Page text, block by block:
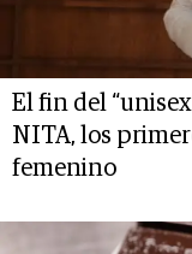
El fin del
NITA, los
femenino